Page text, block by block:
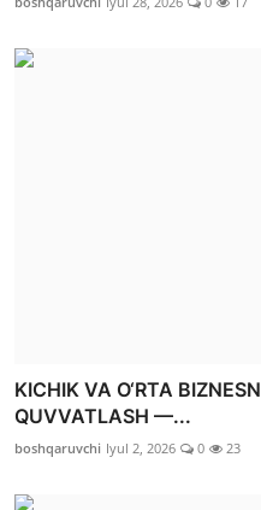
KICHIK VA O‘RTA
QUVVATLASH —...
boshqaruvchi Iyul 2, 2026 0 23